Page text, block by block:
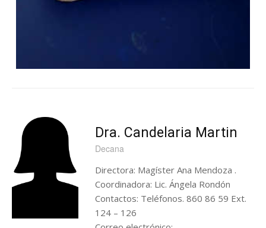
Dra. Candelaria Martin
Decana
Directora: Magíster Ana Mendoza .
Coordinadora: Lic. Ángela Rondón
Contactos: Teléfonos. 860 86 59 Ext.
124 – 126